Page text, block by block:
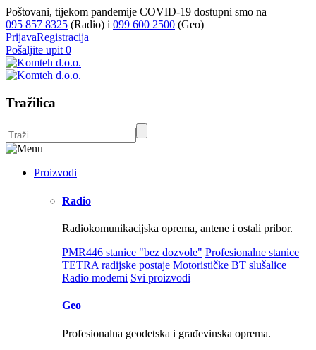
Poštovani, tijekom pandemije COVID-19 dostupni smo na
095 857 8325 (Radio) i 099 600 2500 (Geo)
PrijavaRegistracija
Pošaljite upit 0
Tražilica
Proizvodi
Radio
Radiokomunikacijska oprema, antene i ostali pribor.
PMR446 stanice "bez dozvole" Profesionalne stanice
TETRA radijske postaje Motorističke BT slušalice
Radio modemi Svi proizvodi
Geo
Profesionalna geodetska i građevinska oprema.